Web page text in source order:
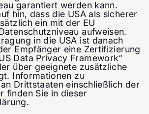
garantiert werden kann.
hin, dass die USA als sicherer
ein mit der EU
aufweisen.
in die USA ist danach
Empfänger eine Zertifizierung
Data Privacy Framework“
über geeignete zusätzliche
Informationen zu
Drittstaaten einschließlich der
finden Sie in dieser